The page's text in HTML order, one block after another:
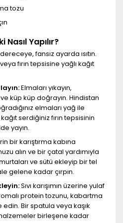
tozu
Nasıl Yapılır?
dereceye, fansız ayarda ısıtın.
fırın tepsisine yağlı kağıt
Elmaları yıkayın,
küp küp doğrayın. Hindistan
elmaları yağ ile
serdiğiniz fırın tepsisinin
yayın.
bir karıştırma kabına
alın ve bir çatal yardımıyla
ve sütü ekleyip bir tel
gelene kadar çırpın.
Sıvı karışımın üzerine yulaf
protein tozunu, kabartma
edin. Bir spatula veya kaşık
birleşene kadar